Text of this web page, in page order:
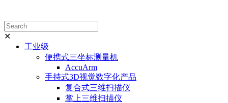
✕
工业级
便携式三坐标测量机
AccuArm
手持式3D视觉数字化产品
复合式三维扫描仪
掌上三维扫描仪